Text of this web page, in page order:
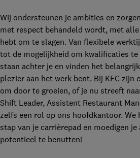
Wij ondersteunen je ambities en
met respect behandeld wordt, met
hebt om te slagen. Van flexibele
tot de mogelijkheid om kwalificaties te
staan achter je en vinden het
plezier aan het werk bent. Bij KFC zijn
om door te groeien, of je nu streeft
Shift Leader, Assistent Restaurant
zelfs een rol op ons hoofdkantoor. We
stap van je carrièrepad en moedigen je
potentieel te benutten!